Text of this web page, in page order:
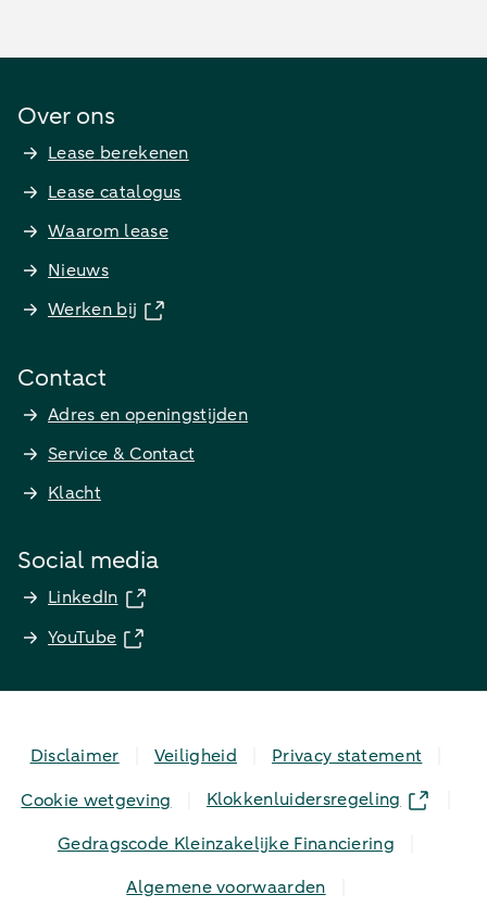
Over ons
Lease berekenen
Lease catalogus
Waarom lease
Nieuws
Werken bij
Contact
Adres en openingstijden
Service & Contact
Klacht
Social media
LinkedIn
YouTube
Disclaimer Veiligheid
Privacy statement
Cookie wetgeving
Klokkenluidersregeling
Gedragscode Kleinzakelijke Financiering
Algemene voorwaarden